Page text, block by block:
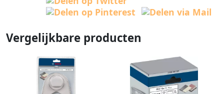
Vergelijkbare producten